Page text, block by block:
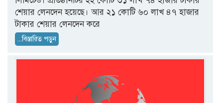
শেয়ার লেনদেন হয়েছে। আর ২১ কোটি ৬০ লাখ ৪৭ হাজার
টাকার শেয়ার লেনদেন করে
...বিস্তারিত পড়ুন